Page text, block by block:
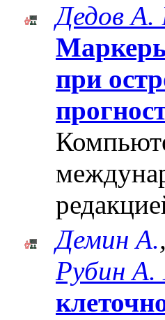
Дедов А.
при
Демин А.,
Рубин А.